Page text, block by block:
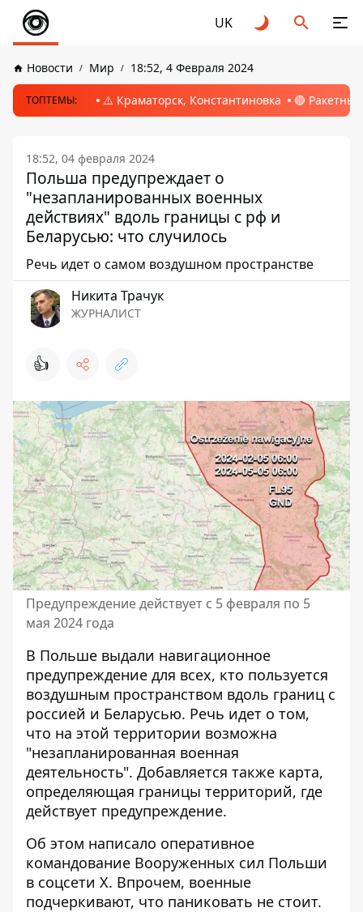
UK
Новости Мир 18:52, 4 Февраля 2024
ТОПТЕМЫ: ⚠️ Краматорск, Константиновка 🔴
18:52, 04 февраля 2024
Польша предупреждает о
"незапланированных военных
действиях" вдоль границы с рф и
Беларусью: что случилось
Речь идет о самом воздушном пространстве
Никита Трачук
ЖУРНАЛИСТ
👍
Предупреждение действует с 5 февраля по 5
мая 2024 года
В Польше выдали навигационное
предупреждение для всех, кто пользуется
воздушным пространством вдоль границ с
россией и Беларусью. Речь идет о том,
что на этой территории возможна
"незапланированная военная
деятельность". Добавляется также карта,
определяющая границы территорий, где
действует предупреждение.
Об этом написало оперативное
командование Вооруженных сил Польши
в соцсети Х. Впрочем, военные
подчеркивают, что паниковать не стоит.